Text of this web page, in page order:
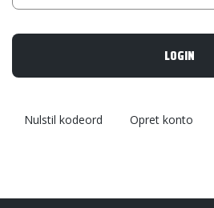
©
2020
Nulstil kodeord Opret konto